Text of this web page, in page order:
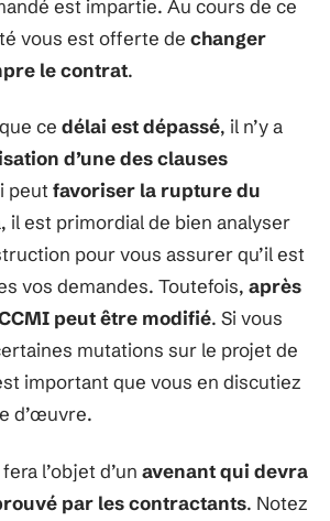
est impartie. Au cours de ce
vous est offerte de changer
le contrat.
ce délai est dépassé, il n’y a
d’une des clauses
peut favoriser la rupture du
il est primordial de bien analyser
pour vous assurer qu’il est
vos demandes. Toutefois, après
peut être modifié. Si vous
mutations sur le projet de
important que vous en discutiez
d’œuvre.
fera l’objet d’un avenant qui devra
par les contractants. Notez